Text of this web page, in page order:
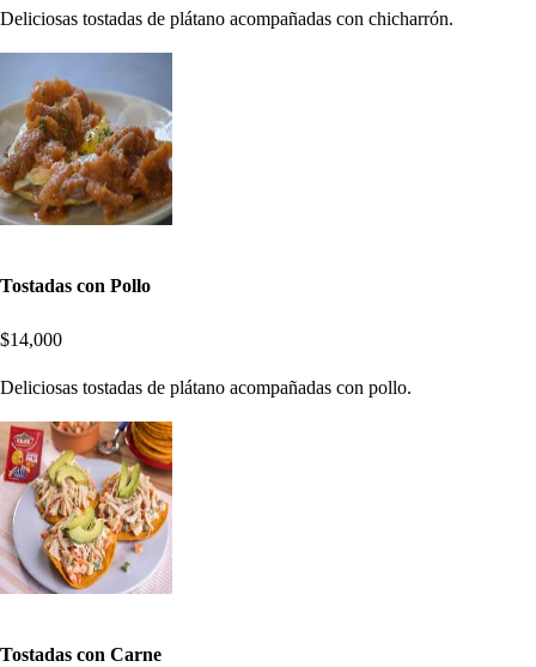
Deliciosas tostadas de plátano acompañadas con chicharrón.
Tostadas con Pollo
$14,000
Deliciosas tostadas de plátano acompañadas con pollo.
Tostadas con Carne